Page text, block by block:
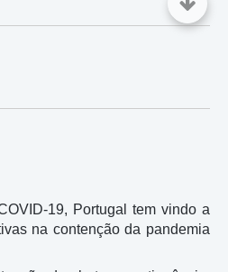
19, Portugal tem vindo a
na contenção da pandemia